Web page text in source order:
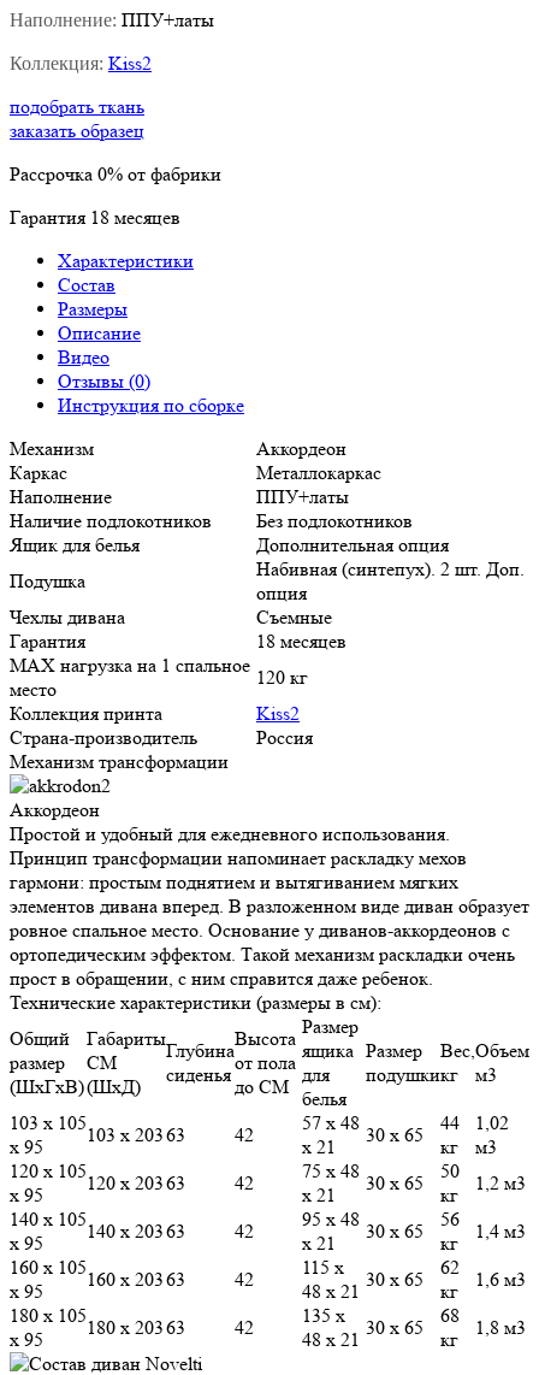
Наполнение: ППУ+латы
Коллекция: Kiss2
подобрать ткань
заказать образец
Рассрочка 0% от фабрики
Гарантия 18 месяцев
Характеристики
Состав
Размеры
Описание
Видео
Отзывы (0)
Инструкция по сборке
Механизм
Аккордеон
Каркас
Металлокаркас
Наполнение
ППУ+латы
Наличие подлокотников
Без подлокотников
Ящик для белья
Дополнительная опция
Подушка
Набивная (синтепух). 2 шт. Доп.
опция
Чехлы дивана
Съемные
Гарантия
18 месяцев
MAX нагрузка на 1 спальное
место
120 кг
Коллекция принта
Kiss2
Страна-производитель
Россия
Механизм трансформации
Аккордеон
Простой и удобный для ежедневного использования.
Принцип трансформации напоминает раскладку мехов
гармони: простым поднятием и вытягиванием мягких
элементов дивана вперед. В разложенном виде диван образует
ровное спальное место. Основание у диванов-аккордеонов с
ортопедическим эффектом. Такой механизм раскладки очень
прост в обращении, с ним справится даже ребенок.
Технические характеристики (размеры в см):
Общий
размер
(ШхГхВ)
Габариты
СМ
(ШхД)
Глубина
сиденья
Высота
от пола
до СМ
Размер
ящика
для
белья
Размер
подушки
Вес,
кг
Объем
м3
103 х 105
х 95
103 х 20363 42
57 х 48
х 21
30 х 65
44
кг
1,02
м3
120 х 105
х 95
120 х 20363 42
75 х 48
х 21
30 х 65
50
кг
1,2 м3
140 х 105
х 95
140 х 20363 42
95 х 48
х 21
30 х 65
56
кг
1,4 м3
160 х 105
х 95
160 х 20363 42
115 х
48 х 21
30 х 65
62
кг
1,6 м3
180 х 105
х 95
180 х 20363 42
135 х
48 х 21
30 х 65
68
кг
1,8 м3